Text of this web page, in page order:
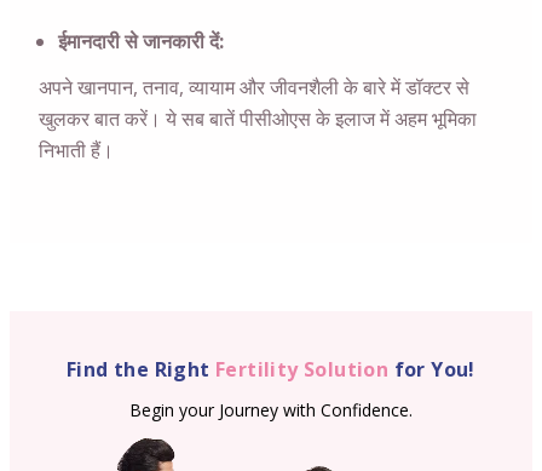
ईमानदारी से जानकारी दें:
अपने खानपान, तनाव, व्यायाम और जीवनशैली के बारे में डॉक्टर से
खुलकर बात करें। ये सब बातें पीसीओएस के इलाज में अहम भूमिका
निभाती हैं।
Find the Right Fertility Solution for You!
Begin your Journey with Confidence.